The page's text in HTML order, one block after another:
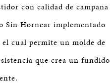
con calidad de campana
Sin Hornear implementado
cual permite un molde de
que crea un fundido